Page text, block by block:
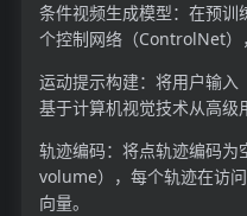
条件视频生成模型：在预训
个控制网络（ControlNet）
运动提示构建：将用户输入
基于计算机视觉技术从高级
轨迹编码：将点轨迹编码
volume），每个轨迹在访
向量。